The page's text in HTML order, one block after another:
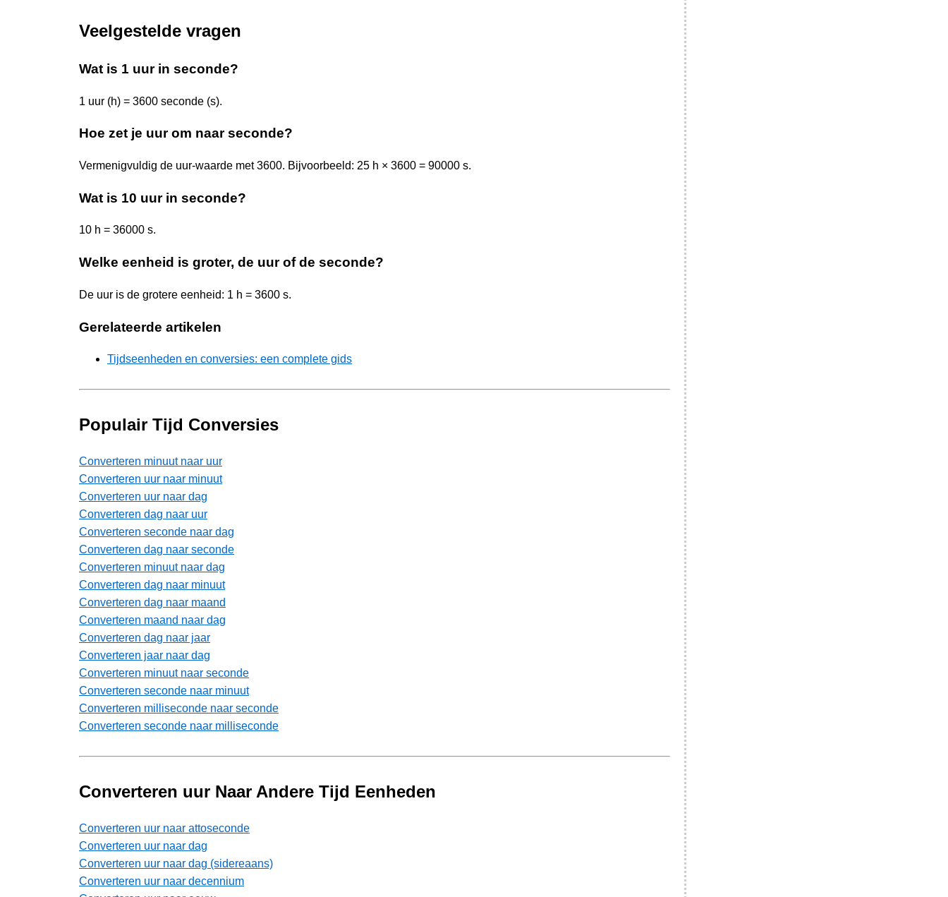
Veelgestelde vragen
Wat is 1 uur in seconde?
1 uur (h) = 3600 seconde (s).
Hoe zet je uur om naar seconde?
Vermenigvuldig de uur-waarde met 3600. Bijvoorbeeld: 25 h × 3600 = 90000 s.
Wat is 10 uur in seconde?
10 h = 36000 s.
Welke eenheid is groter, de uur of de seconde?
De uur is de grotere eenheid: 1 h = 3600 s.
Gerelateerde artikelen
Tijdseenheden en conversies: een complete gids
Populair Tijd Conversies
Converteren minuut naar uur
Converteren uur naar minuut
Converteren uur naar dag
Converteren dag naar uur
Converteren seconde naar dag
Converteren dag naar seconde
Converteren minuut naar dag
Converteren dag naar minuut
Converteren dag naar maand
Converteren maand naar dag
Converteren dag naar jaar
Converteren jaar naar dag
Converteren minuut naar seconde
Converteren seconde naar minuut
Converteren milliseconde naar seconde
Converteren seconde naar milliseconde
Converteren uur Naar Andere Tijd Eenheden
Converteren uur naar attoseconde
Converteren uur naar dag
Converteren uur naar dag (sidereaans)
Converteren uur naar decennium